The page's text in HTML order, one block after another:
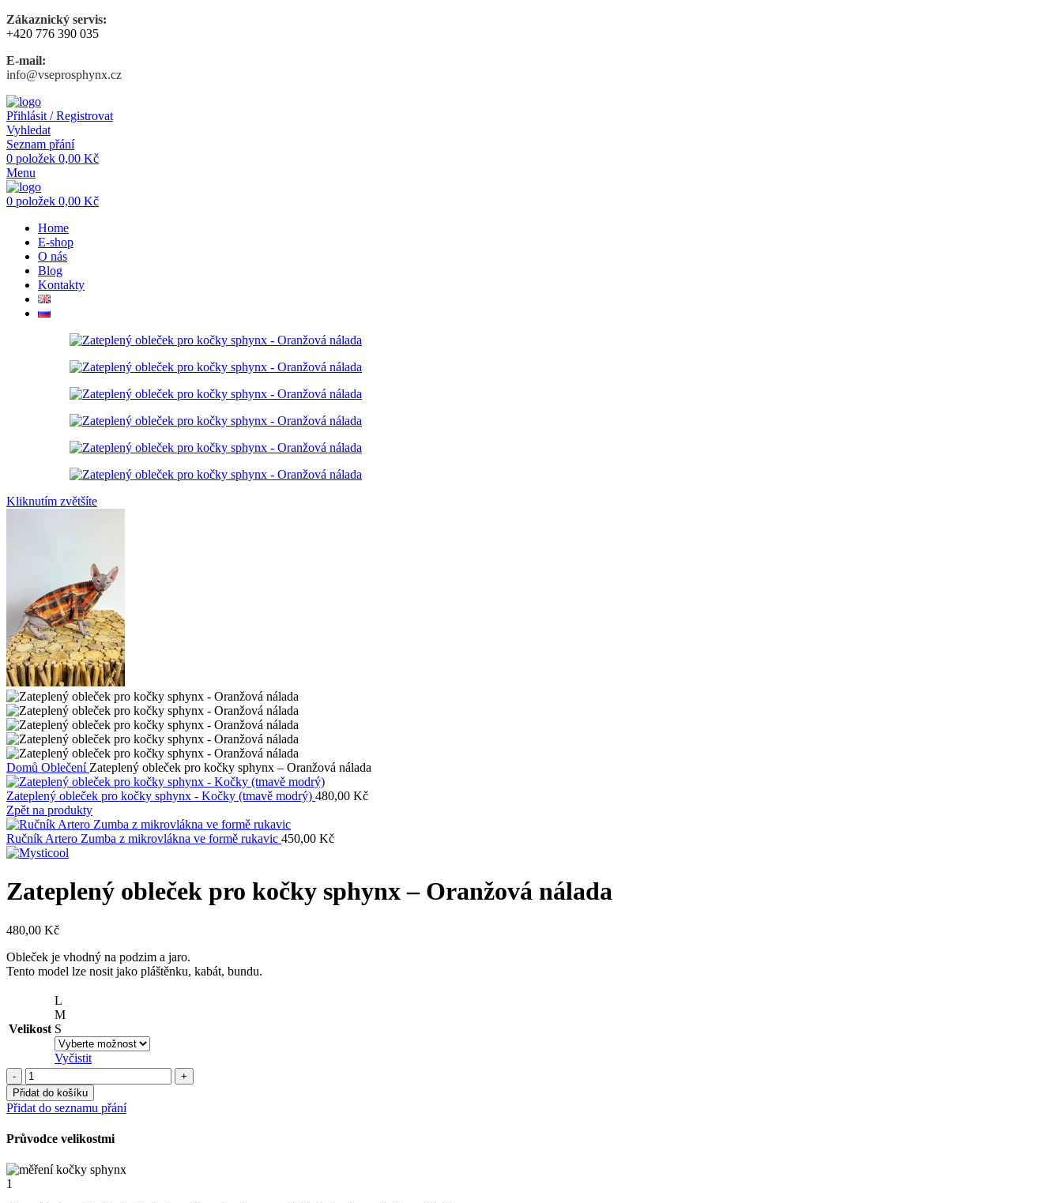
Zákaznický servis:
+420 776 390 035
E-mail:
info@vseprosphynx.cz
Přihlásit / Registrovat
Vyhledat
Seznam přání
0 položek 0,00 Kč
Menu
0 položek 0,00 Kč
Home
E-shop
O nás
Blog
Kontakty
Kliknutím zvětšíte
Domů Oblečení Zateplený obleček pro kočky sphynx – Oranžová nálada
Zateplený obleček pro kočky sphynx - Kočky (tmavě modrý) 480,00 Kč
Zpět na produkty
Ručník Artero Zumba z mikrovlákna ve formě rukavic 450,00 Kč
Zateplený obleček pro kočky sphynx – Oranžová nálada
480,00 Kč
Obleček je vhodný na podzim a jaro.
Tento model lze nosit jako pláštěnku, kabát, bundu.
Velikost
L
M
S
Vyčistit
Zateplený
obleček
pro
kočky
-
nálada
Přidat do košíku
Přidat do seznamu přání
Průvodce velikostmi
1